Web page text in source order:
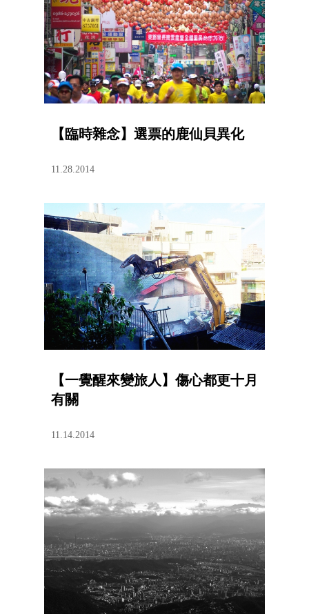
【臨時雜念】選票的鹿仙貝異化
11.28.2014
【一覺醒來變旅人】傷心都更十月
有關
11.14.2014